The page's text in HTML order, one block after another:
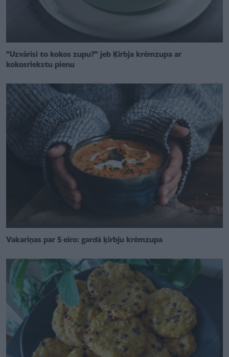
"Uzvārīsi to kokos zupu?" jeb Ķirbja krēmzupa ar
kokosriekstu pienu
Vakariņas par 5 eiro: gardā ķirbju krēmzupa